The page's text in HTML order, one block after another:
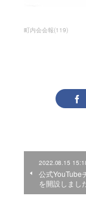
町内会会報(119)
2022.08.15
公式YouTube
を開設しまし